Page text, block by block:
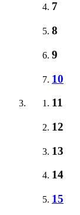
7
8
9
10
11
12
13
14
15